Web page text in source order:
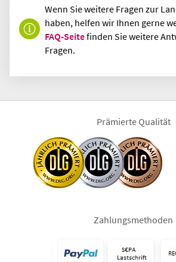
Wenn Sie weitere Fragen zur
haben, helfen wir Ihnen gerne
FAQ-Seitefinden Sie weitere
Fragen.
Prämierte Qualität
Zahlungsmethoden